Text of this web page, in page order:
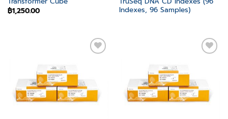
฿1,250.00
Indexes, 96 Samples)